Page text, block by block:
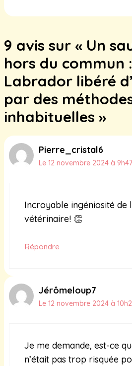
22 janvier 2025
9 avis sur « Un
hors du commun
Labrador libéré
par des
inhabituelles »
Pierre_cristal6
Le 12 novembre 2024 à 9h47
Incroyable ingéniosité de
vétérinaire! 👏
Répondre
Jérômeloup7
Le 12 novembre 2024 à
Je me demande, est-ce
n’était pas trop risquée